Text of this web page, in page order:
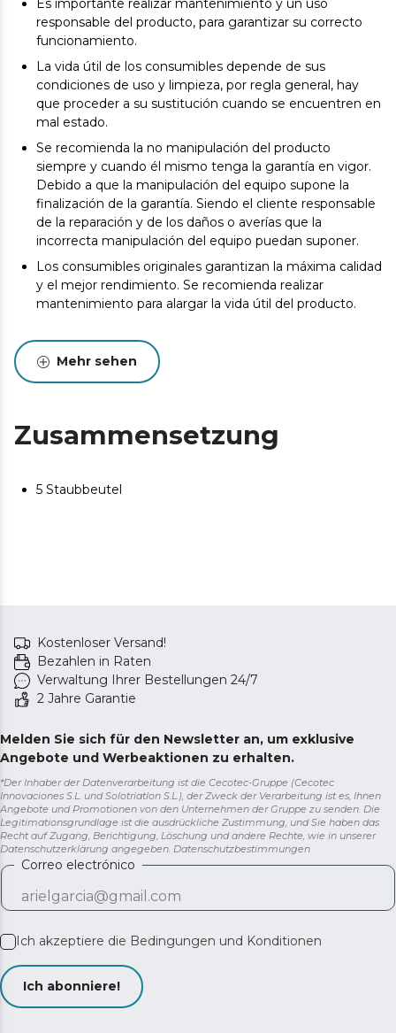
Es importante realizar mantenimiento y un uso
responsable del producto, para garantizar su correcto
funcionamiento.
La vida útil de los consumibles depende de sus
condiciones de uso y limpieza, por regla general, hay
que proceder a su sustitución cuando se encuentren en
mal estado.
Se recomienda la no manipulación del producto
siempre y cuando él mismo tenga la garantía en vigor.
Debido a que la manipulación del equipo supone la
finalización de la garantía. Siendo el cliente responsable
de la reparación y de los daños o averías que la
incorrecta manipulación del equipo puedan suponer.
Los consumibles originales garantizan la máxima calidad
y el mejor rendimiento. Se recomienda realizar
mantenimiento para alargar la vida útil del producto.
Mehr sehen
Zusammensetzung
5 Staubbeutel
Kostenloser Versand!
Bezahlen in Raten
Verwaltung Ihrer Bestellungen 24/7
2 Jahre Garantie
Melden Sie sich für den Newsletter an, um exklusive
Angebote und Werbeaktionen zu erhalten.
*Der Inhaber der Datenverarbeitung ist die Cecotec-Gruppe (Cecotec
Innovaciones S.L. und Solotriatlon S.L.), der Zweck der Verarbeitung ist es, Ihnen
Angebote und Promotionen von den Unternehmen der Gruppe zu senden. Die
Legitimationsgrundlage ist die ausdrückliche Zustimmung, und Sie haben das
Recht auf Zugang, Berichtigung, Löschung und andere Rechte, wie in unserer
Datenschutzerklärung angegeben. Datenschutzbestimmungen
Correo electrónico
Ich akzeptiere die Bedingungen und Konditionen
Ich abonniere!